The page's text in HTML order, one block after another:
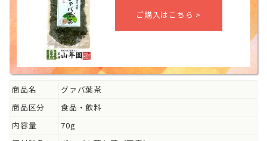
商品名
グァバ葉茶
商品区分
食品・飲料
内容量
70g